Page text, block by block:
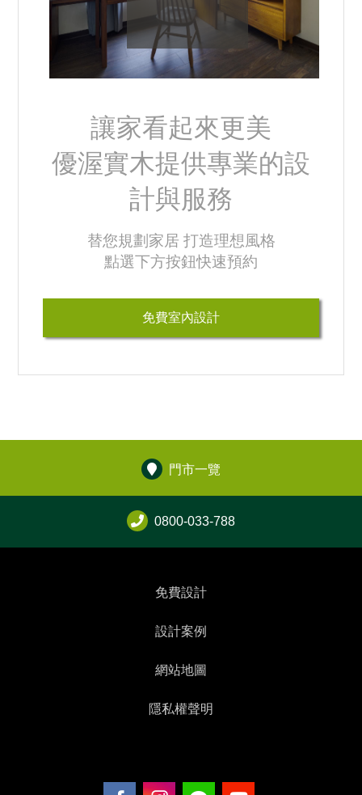
讓家看起來更美
優渥實木提供專業的設
計與服務
替您規劃家居 打造理想風格
點選下方按鈕快速預約
免費室內設計
門市一覽
0800-033-788
免費設計
設計案例
網站地圖
隱私權聲明